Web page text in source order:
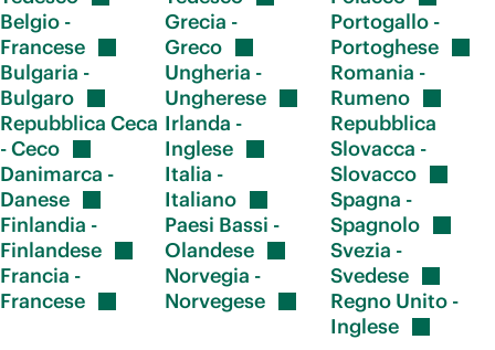
Acquista ora
Belgio -
Francese
Bulgaria -
Bulgaro
Repubblica Ceca
-Ceco
Danimarca -
Danese
Finlandia -
Finlandese
Francia -
Francese
Grecia -
Greco
Ungheria -
Ungherese
Irlanda -
Inglese
Italia -
Italiano
Paesi Bassi -
Olandese
Norvegia -
Norvegese
Portogallo -
Portoghese
Romania -
Rumeno
Repubblica
Slovacca -
Slovacco
Spagna -
Spagnolo
Svezia -
Svedese
Regno Unito -
Inglese